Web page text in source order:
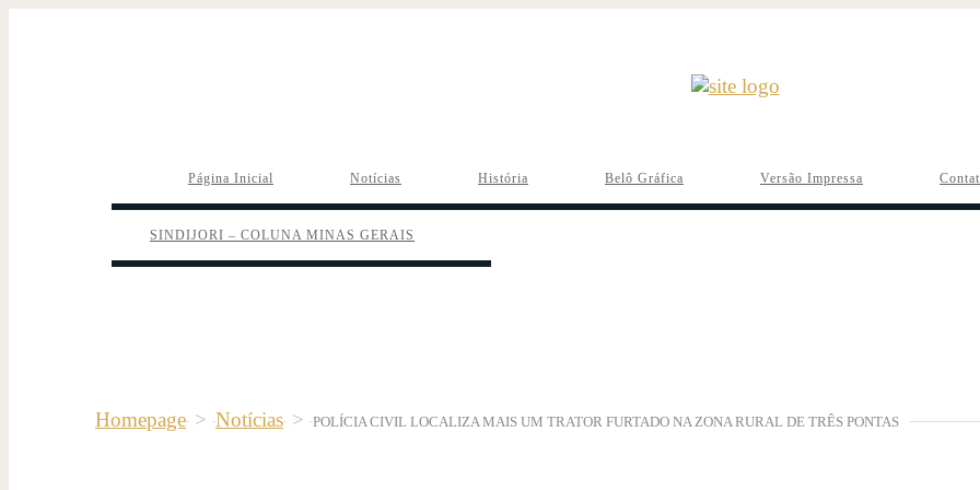
Página Inicial Notícias História Belô Gráfica Versão Impressa
SINDIJORI – COLUNA MINAS GERAIS
Homepage > Notícias > POLÍCIA CIVIL LOCALIZA MAIS UM TRATOR FURTADO NA ZONA RURAL DE TRÊS PONTAS